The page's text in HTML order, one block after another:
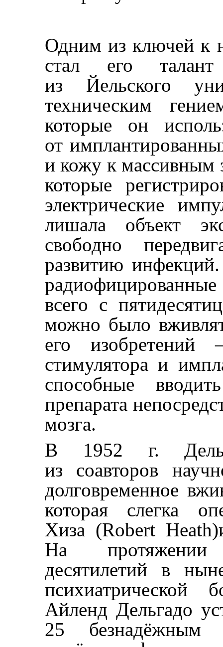
Одним из ключей к
стал его талант
из Йельского
техническим
которые он
от
и кожу к массивным
которые
электрические
лишала объект
свободно
развитию
всего с
можно было
его изобретений
стимулятора и
способные
препарата
мозга.
В 1952 г.
из соавторов
долговременное
которая слегка
Хиза (Robert
На
десятилетий в
Айленд Дельгадо
25 безнадёжным